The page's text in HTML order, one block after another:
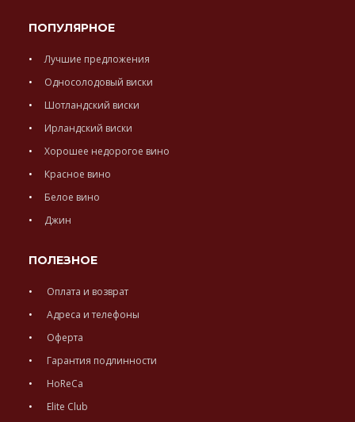
ПОПУЛЯРНОЕ
Лучшие предложения
Односолодовый виски
Шотландский виски
Ирландский виски
Хорошее недорогое вино
Красное вино
Белое вино
Джин
ПОЛЕЗНОЕ
Оплата и возврат
Адреса и телефоны
Оферта
Гарантия подлинности
HoReCa
Elite Club